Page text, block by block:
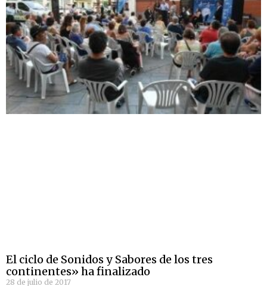
El ciclo de Sonidos y Sabores de los tres
continentes» ha finalizado
28 de julio de 2017